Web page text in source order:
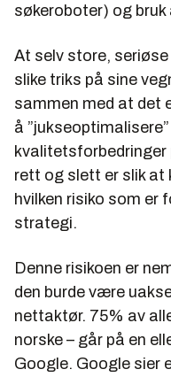
søkeroboter) og
At selv store,
slike triks på sine
sammen med at det
å
kvalitetsforbedringer
rett og slett er slik at
hvilken risiko som er
strategi.
Denne risikoen er
den burde være
nettaktør. 75% av
norske – går på en
Google. Google sier